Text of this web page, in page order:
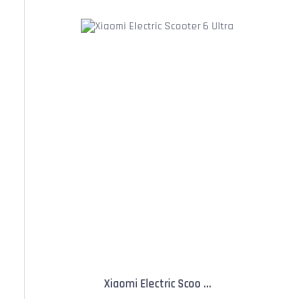
S8 SM-G950 (1)
Xiaomi Electric Scoo ...